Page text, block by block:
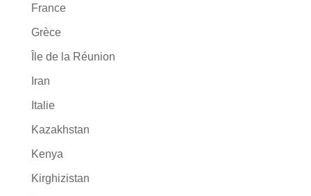
France
Grèce
Île de la Réunion
Iran
Italie
Kazakhstan
Kenya
Kirghizistan